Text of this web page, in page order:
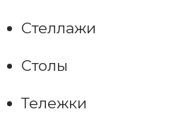
Стеллажи
Столы
Тележки